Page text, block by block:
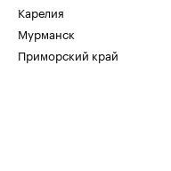
Карелия
Мурманск
Приморский край